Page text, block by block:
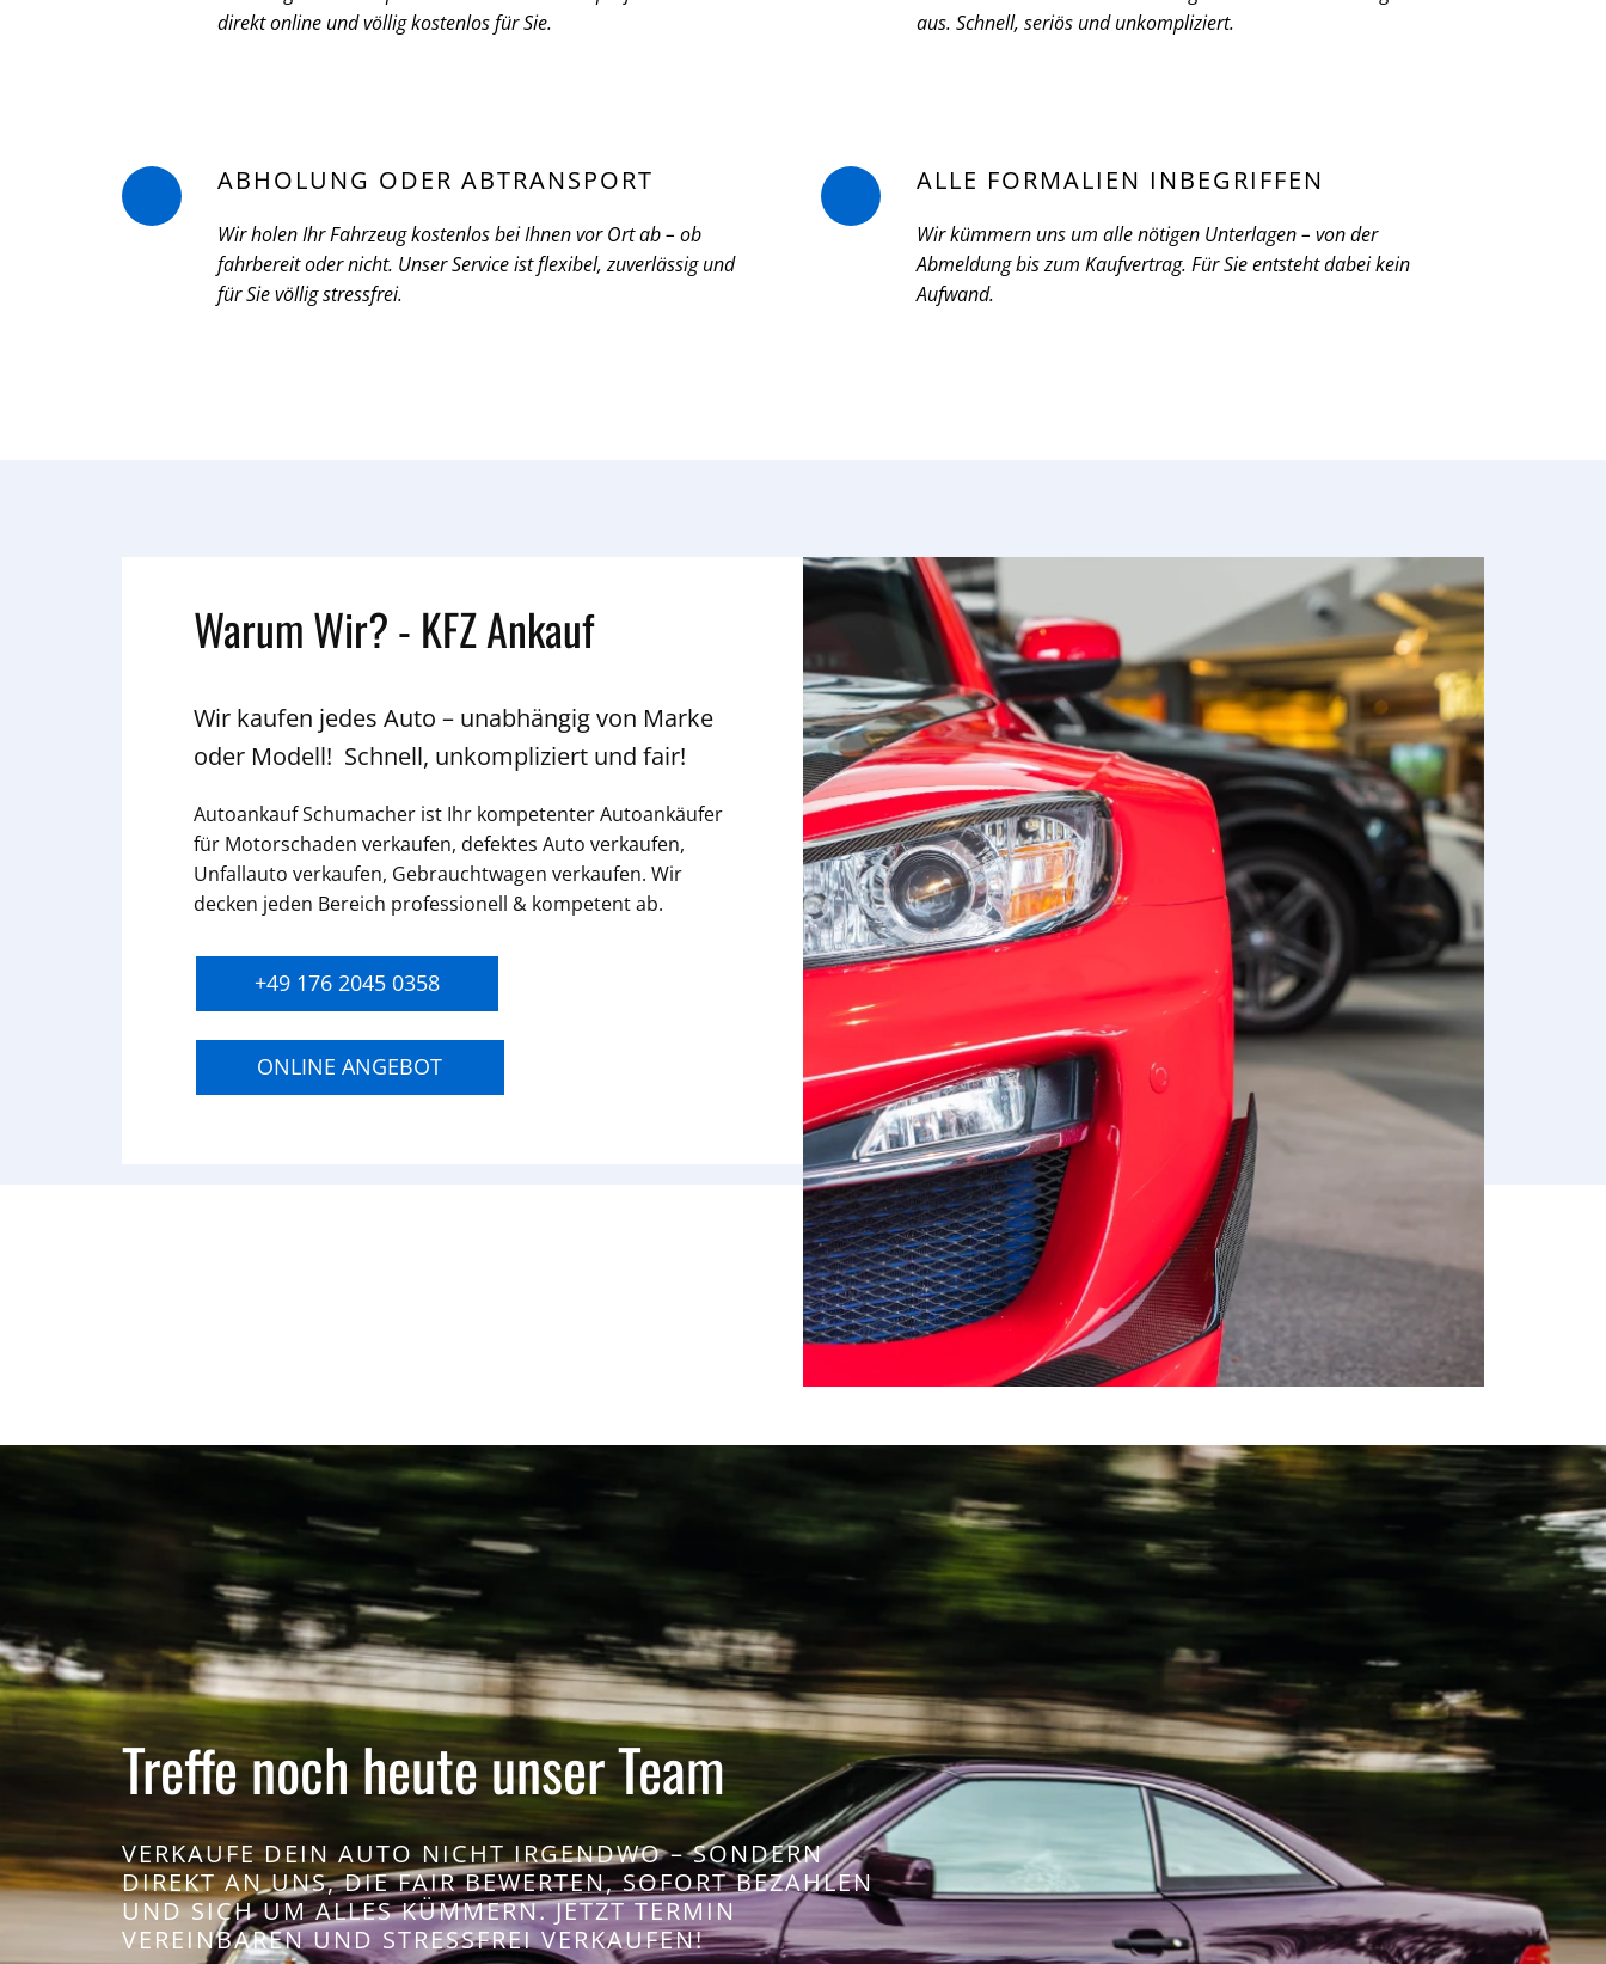
direkt online und völlig kostenlos für Sie.
aus. Schnell, seriös und unkompliziert.
ABHOLUNG ODER ABTRANSPORT
Wir holen Ihr Fahrzeug kostenlos bei Ihnen vor Ort ab – ob
fahrbereit oder nicht. Unser Service ist flexibel, zuverlässig und
für Sie völlig stressfrei.
ALLE FORMALIEN INBEGRIFFEN
Wir kümmern uns um alle nötigen Unterlagen – von der
Abmeldung bis zum Kaufvertrag. Für Sie entsteht dabei kein
Aufwand.
Warum Wir? - KFZ Ankauf
Wir kaufen jedes Auto – unabhängig von Marke
oder Modell! Schnell, unkompliziert und fair!
Autoankauf Schumacher ist Ihr kompetenter Autoankäufer
für Motorschaden verkaufen, defektes Auto verkaufen,
Unfallauto verkaufen, Gebrauchtwagen verkaufen. Wir
decken jeden Bereich professionell & kompetent ab.
+49 176 2045 0358
ONLINE ANGEBOT
Treffe noch heute unser Team
VERKAUFE DEIN AUTO NICHT IRGENDWO – SONDERN
DIREKT AN UNS, DIE FAIR BEWERTEN, SOFORT BEZAHLEN
UND SICH UM ALLES KÜMMERN. JETZT TERMIN
VEREINBAREN UND STRESSFREI VERKAUFEN!